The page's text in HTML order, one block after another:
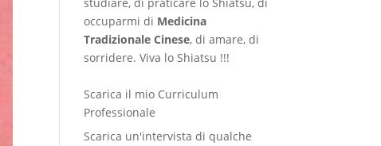
occuparmi di Medicina
Tradizionale Cinese, di amare, di
sorridere. Viva lo Shiatsu !!!
Scarica il mio Curriculum
Professionale
Scarica un'intervista di qualche